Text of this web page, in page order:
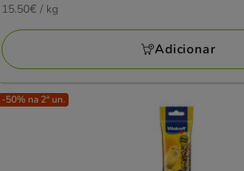
2.79€
15.50€
KG
15.50€ / kg
Adicionar
-50% na 2ª un.